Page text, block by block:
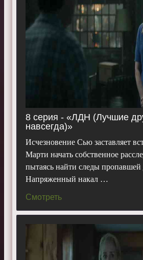
8 серия - «ЛДН (Лучшие
навсегда)»
Исчезновение Сью заставляет
Марти начать собственное
пытаясь найти следы
Напряженный накал …
Смотреть